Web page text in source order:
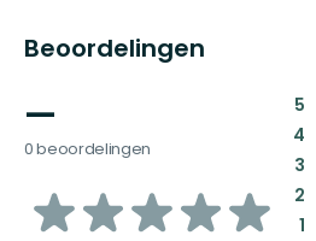
Beoordelingen
—
0 beoordelingen
van
5:
4:
3:
2:
1: